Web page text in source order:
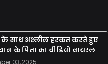
के साथ अश्लील हरकत करते हुए
के पिता का वीडियो वायरल
03, 2025